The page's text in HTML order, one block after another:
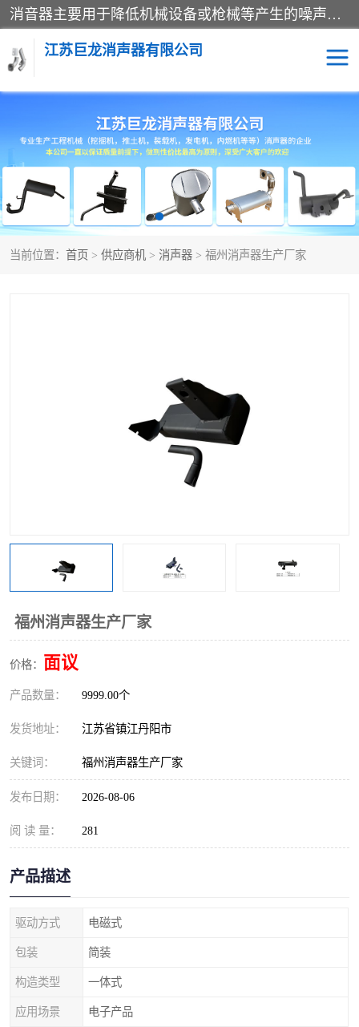
消音器主要用于降低机械设备或枪械等产生的噪声。它通过阻尼或增加排气面积来降低排气速度和功率，从而降低噪声。常见的消音器类型包括阻性消声器、抗性消声器、共振消声器以及阻抗复合式消声器等。这些消音器各有特点，适用于不同频率的噪声消除。
江苏巨龙消声器有限公司
当前位置： 首页 > 供应商机 > 消声器 > 福州消声器生产厂家
福州消声器生产厂家
价格： 面议
产品数量： 9999.00个
发货地址： 江苏省镇江丹阳市
关键词： 福州消声器生产厂家
发布日期： 2026-08-06
阅 读 量： 281
产品描述
驱动方式 电磁式
包装 简装
构造类型 一体式
应用场景 电子产品
消声器